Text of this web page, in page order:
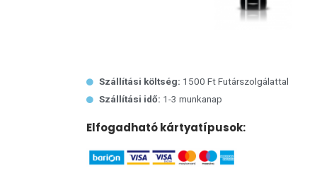
Szállítási költség: 1500 Ft Futárszolgálattal
Szállítási idő: 1-3 munkanap
Elfogadható kártyatípusok: